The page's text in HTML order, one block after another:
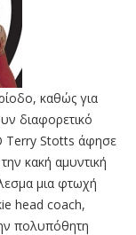
καθώς για
διαφορετικό
Terry Stotts άφησε
κακή αμυντική
μια φτωχή
head coach,
πολυπόθητη